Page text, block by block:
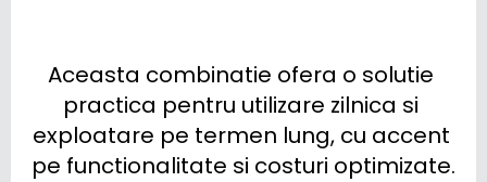
Aceasta combinatie ofera o solutie
practica pentru utilizare zilnica si
exploatare pe termen lung, cu accent
pe functionalitate si costuri optimizate.